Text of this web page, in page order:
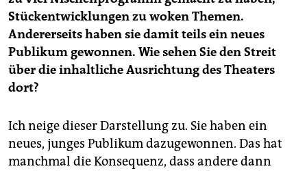
Stückentwicklungen zu woken Themen.
Andererseits haben sie damit teils ein neues
Publikum gewonnen. Wie sehen Sie den Streit
über die inhaltliche Ausrichtung des Theaters
dort?
Ich neige dieser Darstellung zu. Sie haben ein
neues, junges Publikum dazugewonnen. Das hat
manchmal die Konsequenz, dass andere dann